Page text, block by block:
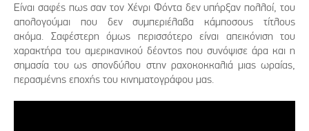
Είναι σαφές πως σαν τον Χένρι Φόντα δεν υπήρξαν πολλοί, του
απολογούμαι που δεν συμπεριέλαβα κάμποσους τίτλους
ακόμα. Σαφέστερη όμως περισσότερο είναι απεικόνιση του
χαρακτήρα του αμερικανικού δέοντος που συνόψισε άρα και η
σημασία του ως σπονδύλου στην ραχοκοκκαλιά μιας ωραίας,
περασμένης εποχής του κινηματογράφου μας.